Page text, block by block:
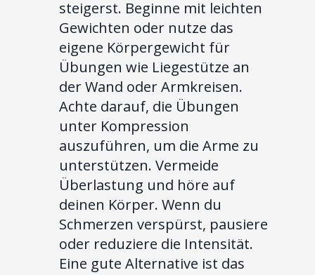
steigerst. Beginne mit leichten
Gewichten oder nutze das
eigene Körpergewicht für
Übungen wie Liegestütze an
der Wand oder Armkreisen.
Achte darauf, die Übungen
unter Kompression
auszuführen, um die Arme zu
unterstützen. Vermeide
Überlastung und höre auf
deinen Körper. Wenn du
Schmerzen verspürst, pausiere
oder reduziere die Intensität.
Eine gute Alternative ist das